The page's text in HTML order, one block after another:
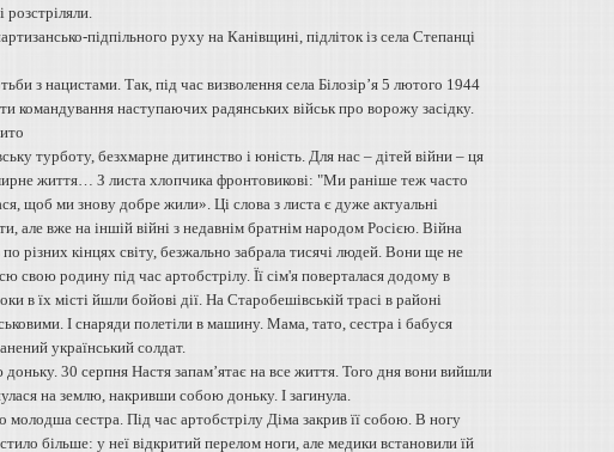
підпільного руху на Канівщині, підліток із села Степанці
з нацистами. Так, під час визволення села Білозір’я 5 лютого 1944
командування наступаючих радянських військ про ворожу засідку.
турботу, безхмарне дитинство і юність. Для нас – дітей війни – ця
життя… З листа хлопчика фронтовикові: "Ми раніше теж часто
щоб ми знову добре жили». Ці слова з листа є дуже актуальні
але вже на іншій війні з недавнім братнім народом Росією. Війна
різних кінцях світу, безжально забрала тисячі людей. Вони ще не
свою родину під час артобстрілу. Її сім'я поверталася додому в
в їх місті йшли бойові дії. На Старобешівській трасі в районі
І снаряди полетіли в машину. Мама, тато, сестра і бабуся
український солдат.
30 серпня Настя запам’ятає на все життя. Того дня вони вийшли
на землю, накривши собою доньку. І загинула.
молодша сестра. Під час артобстрілу Діма закрив її собою. В ногу
більше: у неї відкритий перелом ноги, але медики встановили їй